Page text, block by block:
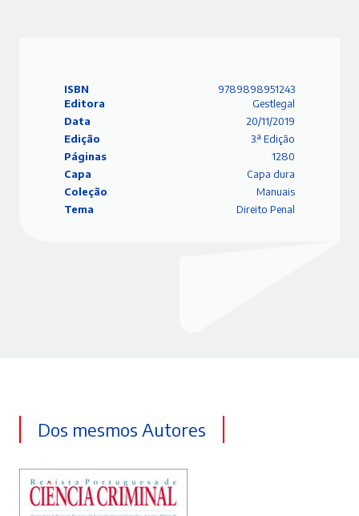
ISBN
9789898951243
Editora
Gestlegal
Data
20/11/2019
Edição
3.ª Edição
Páginas
1280
Capa
Capa dura
Coleção
Manuais
Tema
Direito Penal
Dos mesmos Autores